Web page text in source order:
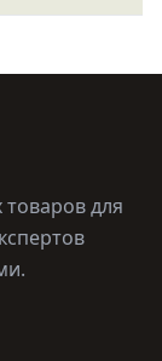
для